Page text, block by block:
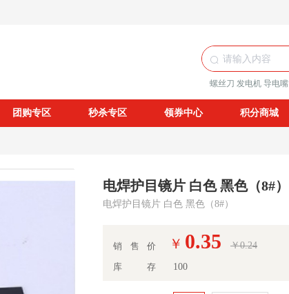
螺丝刀 发电机 导电嘴
团购专区 秒杀专区 领券中心 积分商城
电焊护目镜片 白色 黑色（8#）
电焊护目镜片 白色 黑色（8#）
销售价 ￥ 0.35 ￥0.24
库存
100